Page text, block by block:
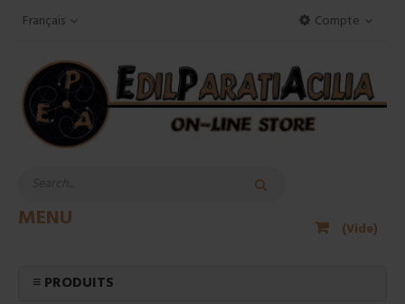
Compte
Français
(Vide)
MENU
≡ PRODUITS